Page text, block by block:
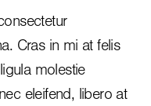
Cras in mi at felis
molestie
eleifend, libero at